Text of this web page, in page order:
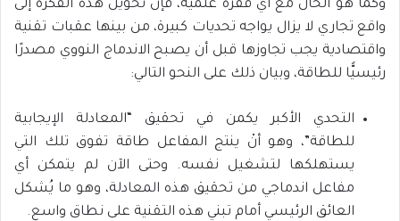
وكما هو الحال مع أي قفزة علمية، فإن تحويل هذه الفكرة إلى
واقع تجاري لا يزال يواجه تحديات كبيرة، من بينها عقبات تقنية
واقتصادية يجب تجاوزها قبل أن يصبح الاندماج النووي مصدرًا
رئيسيًّا للطاقة، وبيان ذلك على النحو التالي:
التحدي الأكبر يكمن في تحقيق “المعادلة الإيجابية
للطاقة”، وهو أنْ ينتج المفاعل طاقة تفوق تلك التي
يستهلكها لتشغيل نفسه. وحتى الآن لم يتمكن أي
مفاعل اندماجي من تحقيق هذه المعادلة، وهو ما يُشكل
العائق الرئيسي أمام تبني هذه التقنية على نطاق واسع.